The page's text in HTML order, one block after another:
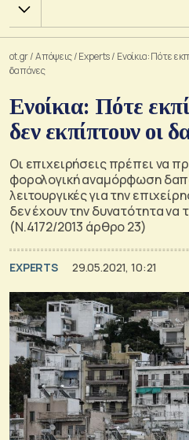
Χ.Α.
ot.gr/Απόψεις/Experts/ Ενοίκια: Πότε
δαπάνες
Ενοίκια: Πότε
δεν εκπίπτουν οι
Οι επιχειρήσεις πρέπει να
φορολογική αναμόρφωση
λειτουργικές για την
δεν έχουν την δυνατότητα να
(Ν.4172/2013 άρθρο 23)
EXPERTS 29.05.2021, 10:21